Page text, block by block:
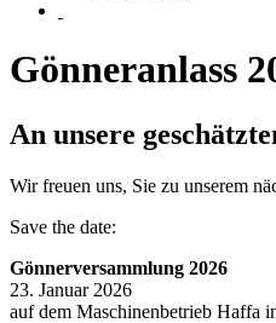
Gönneranlass
An unsere
Wir freuen uns, Sie zu unserem
Save the date:
Gönnerversammlung 2026
23. Januar 2026
auf dem Maschinenbetrieb Haffa